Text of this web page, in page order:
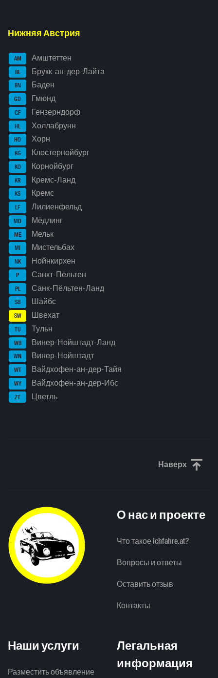
Нижняя Австрия
AM Амштеттен
BL Брукк-ан-дер-Лайта
BN Баден
GD Гмюнд
GF Гензерндорф
HL Холлабрунн
HO Хорн
KG Клостернойбург
KO Корнойбург
KR Кремс-Ланд
KS Кремс
LF Лилиенфельд
MD Мёдлинг
ME Мельк
MI Мистельбах
NK Нойнкирхен
P Санкт-Пёльтен
PL Санк-Пёльтен-Ланд
SB Шайбс
SW Швехат
TU Тульн
WB Винер-Нойштадт-Ланд
WN Винер-Нойштадт
WT Вайдхофен-ан-дер-Тайя
WY Вайдхофен-ан-дер-Ибс
ZT Цветль
Наверх
О нас и проекте
Что такое ichfahre.at?
Вопросы и ответы
Оставить отзыв
Контакты
Наши услуги
Разместить объявление
Легальная
информация